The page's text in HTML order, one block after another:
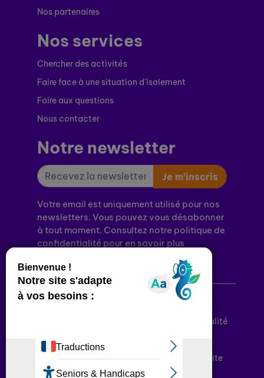
Nos partenaires
Nos services
Chercher des activités
Faire face à une situation d’isolement
Foire aux questions
Nous contacter
Notre newsletter
Je m’inscris
Votre email est uniquement utilisé pour nos
newsletters. Vous pouvez vous désabonner
à tout moment. Consultez notre politique de
confidentialité pour en savoir plus
Politique de confidentialité
Conditions générales d’utilisation
Plan du site